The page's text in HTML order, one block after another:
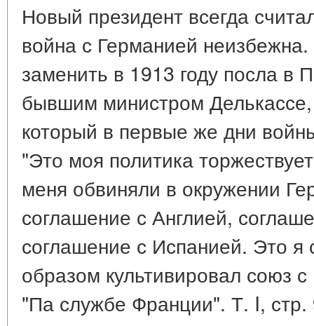
Новый президент всегда
война с Германией
заменить в 1913 году посла в
бывшим министром
который в первые же дни
"Это моя политика
меня обвиняли в окружении
соглашение с Англией,
соглашение с Испанией. Это
образом культивировал союз
"Па службе Франции". Т. I, стр.